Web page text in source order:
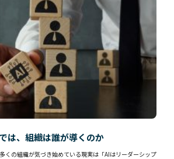
は、組織は誰が導くのか
くの組織が気づき始めている現実は「AIはリーダーシップ